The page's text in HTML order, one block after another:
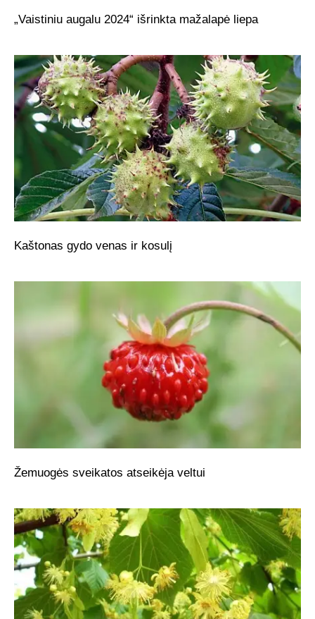
„Vaistiniu augalu 2024“ išrinkta mažalapė liepa
Kaštonas gydo venas ir kosulį
Žemuogės sveikatos atseikėja veltui